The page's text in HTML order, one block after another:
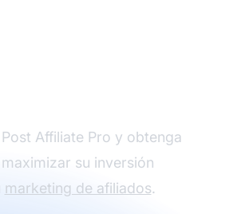
Affiliate Pro y obtenga
su inversión
marketing de afiliados.